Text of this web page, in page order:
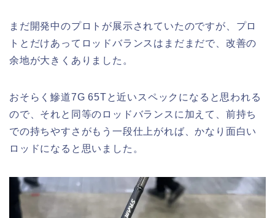
まだ開発中のプロトが展示されていたのですが、プロ
トとだけあってロッドバランスはまだまだで、改善の
余地が大きくありました。
おそらく鰺道7G 65Tと近いスペックになると思われる
ので、それと同等のロッドバランスに加えて、前持ち
での持ちやすさがもう一段仕上がれば、かなり面白い
ロッドになると思いました。